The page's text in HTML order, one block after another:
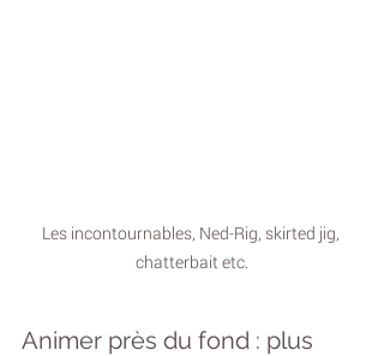
Les incontournables, Ned-Rig, skirted jig,
chatterbait etc.
Animer près du fond : plus